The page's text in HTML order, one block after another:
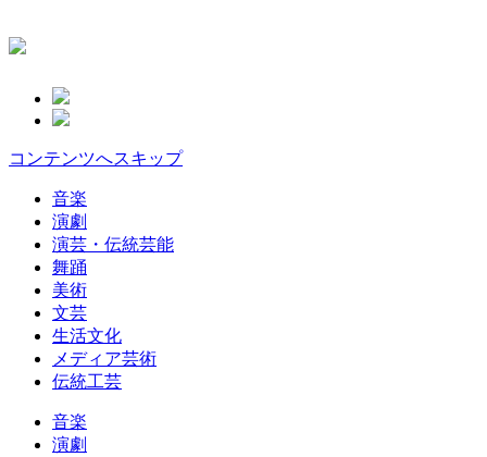
コンテンツへスキップ
音楽
演劇
演芸・伝統芸能
舞踊
美術
文芸
生活文化
メディア芸術
伝統工芸
音楽
演劇